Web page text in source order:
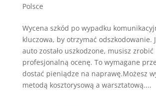
Polsce
Wycena szkód po wypadku
kluczowa, by otrzymać odszkodowanie.
auto zostało uszkodzone, musisz zrobić
profesjonalną ocenę. To wymagane
dostać pieniądze na naprawę.Możesz
metodą kosztorysową a warsztatową....